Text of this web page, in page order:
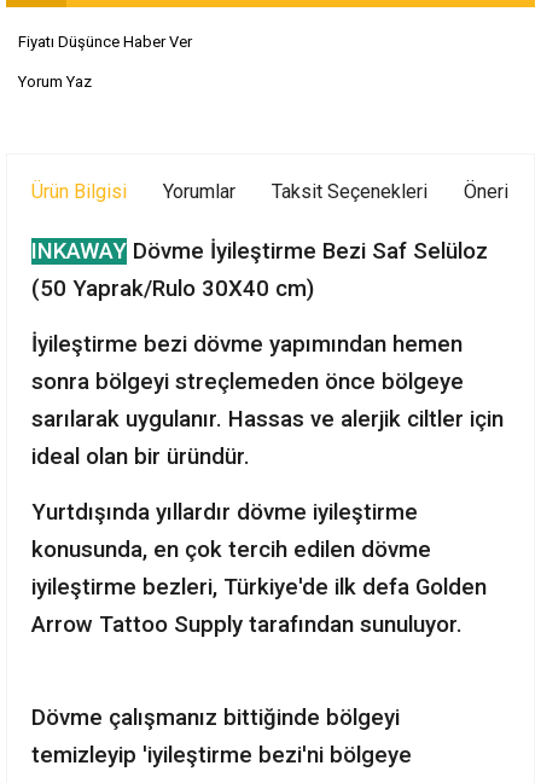
Fiyatı Düşünce Haber Ver
Yorum Yaz
Ürün Bilgisi Yorumlar Taksit Seçenekleri
INKAWAY Dövme İyileştirme Bezi Saf Selüloz
(50 Yaprak/Rulo 30X40 cm)
İyileştirme bezi dövme yapımından hemen
sonra bölgeyi streçlemeden önce bölgeye
sarılarak uygulanır. Hassas ve alerjik ciltler için
ideal olan bir üründür.
Yurtdışında yıllardır dövme iyileştirme
konusunda, en çok tercih edilen dövme
iyileştirme bezleri, Türkiye'de ilk defa Golden
Arrow Tattoo Supply tarafından sunuluyor.
Dövme çalışmanız bittiğinde bölgeyi
temizleyip 'iyileştirme bezi'ni bölgeye